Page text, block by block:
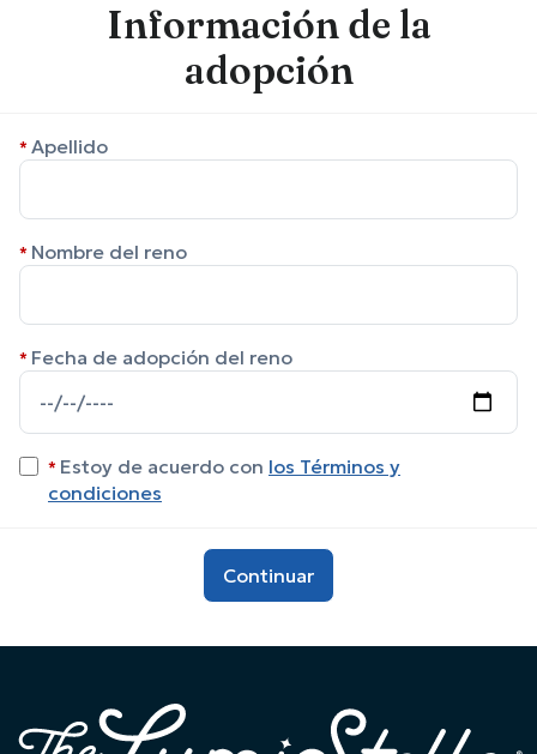
Información de la
adopción
Apellido
Nombre del reno
Fecha de adopción del reno
Estoy de acuerdo con los Términos y
condiciones
Continuar